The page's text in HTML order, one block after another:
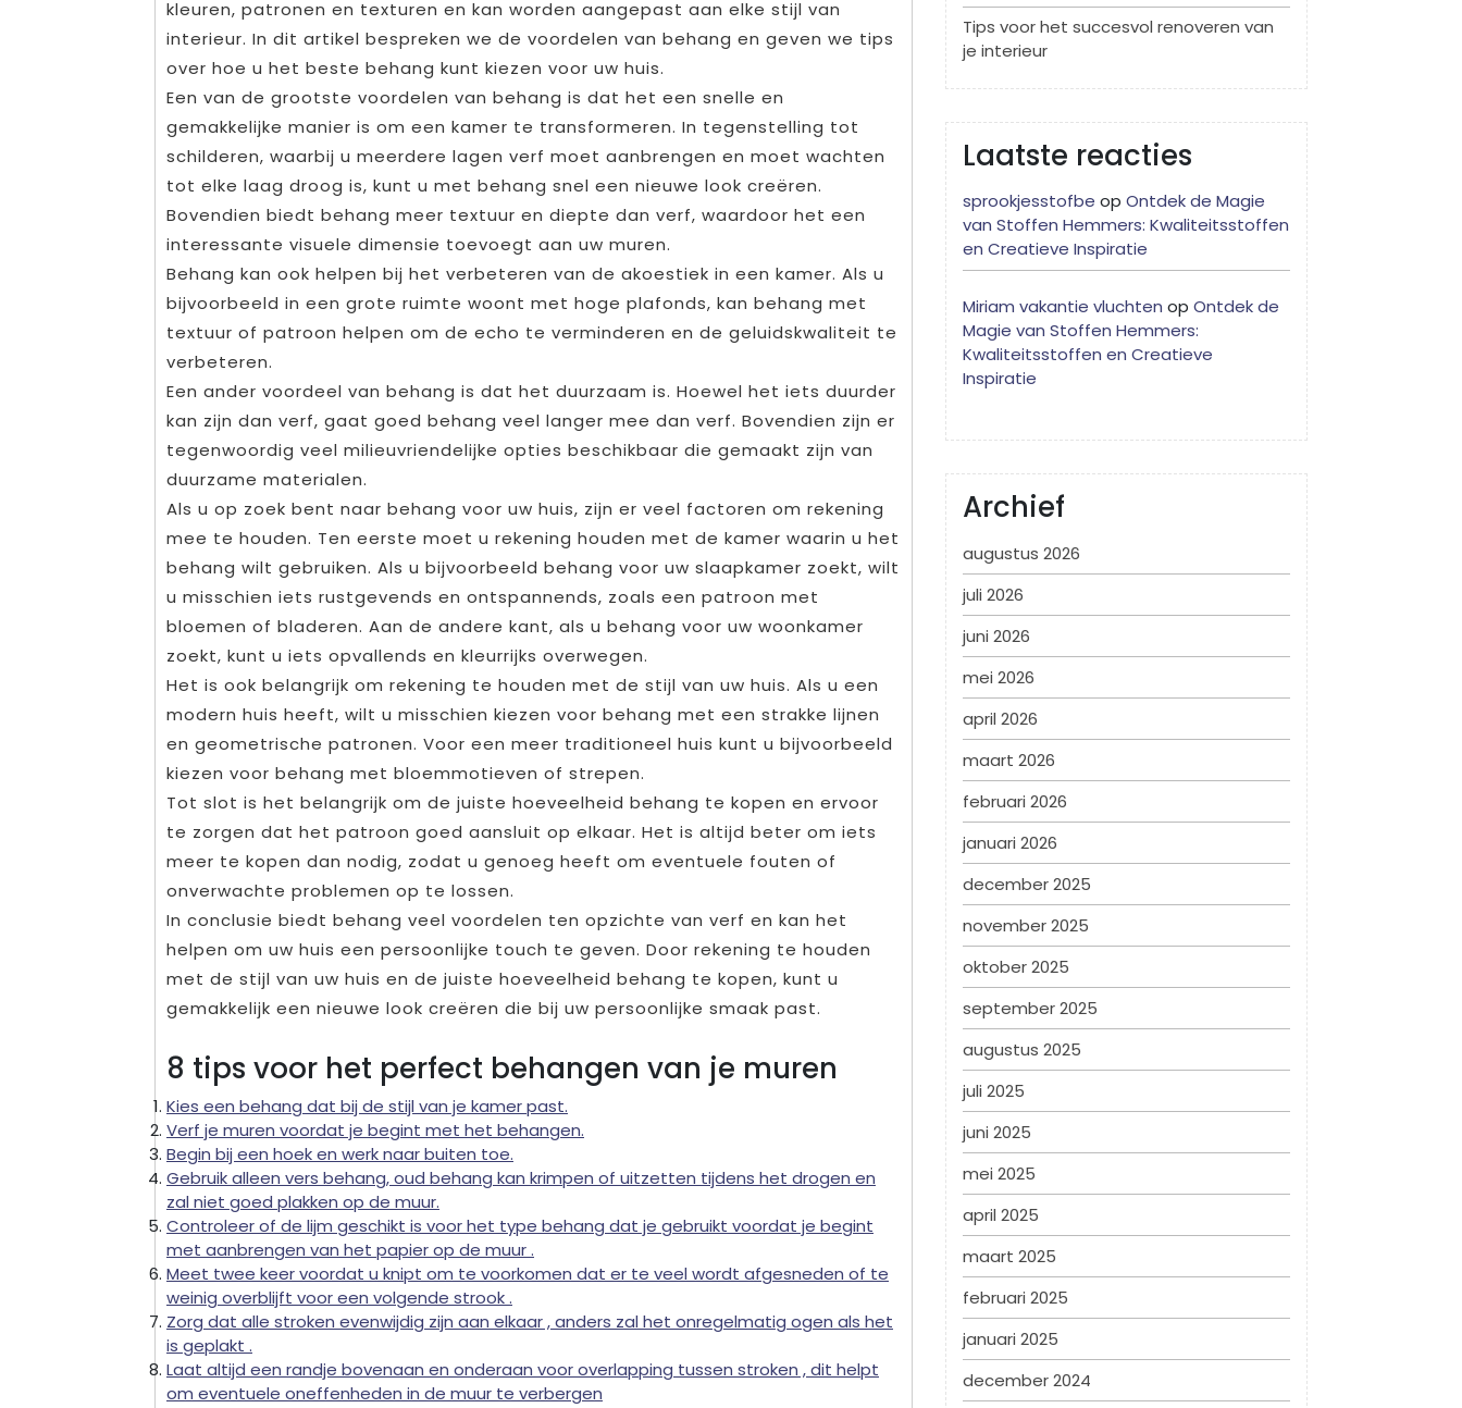
kleuren, patronen en texturen en kan worden aangepast aan elke stijl van
interieur. In dit artikel bespreken we de voordelen van behang en geven we tips
over hoe u het beste behang kunt kiezen voor uw huis.
Een van de grootste voordelen van behang is dat het een snelle en
gemakkelijke manier is om een kamer te transformeren. In tegenstelling tot
schilderen, waarbij u meerdere lagen verf moet aanbrengen en moet wachten
tot elke laag droog is, kunt u met behang snel een nieuwe look creëren.
Bovendien biedt behang meer textuur en diepte dan verf, waardoor het een
interessante visuele dimensie toevoegt aan uw muren.
Behang kan ook helpen bij het verbeteren van de akoestiek in een kamer. Als u
bijvoorbeeld in een grote ruimte woont met hoge plafonds, kan behang met
textuur of patroon helpen om de echo te verminderen en de geluidskwaliteit te
verbeteren.
Een ander voordeel van behang is dat het duurzaam is. Hoewel het iets duurder
kan zijn dan verf, gaat goed behang veel langer mee dan verf. Bovendien zijn er
tegenwoordig veel milieuvriendelijke opties beschikbaar die gemaakt zijn van
duurzame materialen.
Als u op zoek bent naar behang voor uw huis, zijn er veel factoren om rekening
mee te houden. Ten eerste moet u rekening houden met de kamer waarin u het
behang wilt gebruiken. Als u bijvoorbeeld behang voor uw slaapkamer zoekt, wilt
u misschien iets rustgevends en ontspannends, zoals een patroon met
bloemen of bladeren. Aan de andere kant, als u behang voor uw woonkamer
zoekt, kunt u iets opvallends en kleurrijks overwegen.
Het is ook belangrijk om rekening te houden met de stijl van uw huis. Als u een
modern huis heeft, wilt u misschien kiezen voor behang met een strakke lijnen
en geometrische patronen. Voor een meer traditioneel huis kunt u bijvoorbeeld
kiezen voor behang met bloemmotieven of strepen.
Tot slot is het belangrijk om de juiste hoeveelheid behang te kopen en ervoor
te zorgen dat het patroon goed aansluit op elkaar. Het is altijd beter om iets
meer te kopen dan nodig, zodat u genoeg heeft om eventuele fouten of
onverwachte problemen op te lossen.
In conclusie biedt behang veel voordelen ten opzichte van verf en kan het
helpen om uw huis een persoonlijke touch te geven. Door rekening te houden
met de stijl van uw huis en de juiste hoeveelheid behang te kopen, kunt u
gemakkelijk een nieuwe look creëren die bij uw persoonlijke smaak past.
8 tips voor het perfect behangen van je muren
Kies een behang dat bij de stijl van je kamer past.
Verf je muren voordat je begint met het behangen.
Begin bij een hoek en werk naar buiten toe.
Gebruik alleen vers behang, oud behang kan krimpen of uitzetten tijdens het drogen en
zal niet goed plakken op de muur.
Controleer of de lijm geschikt is voor het type behang dat je gebruikt voordat je begint
met aanbrengen van het papier op de muur .
Meet twee keer voordat u knipt om te voorkomen dat er te veel wordt afgesneden of te
weinig overblijft voor een volgende strook .
Zorg dat alle stroken evenwijdig zijn aan elkaar , anders zal het onregelmatig ogen als het
is geplakt .
Laat altijd een randje bovenaan en onderaan voor overlapping tussen stroken , dit helpt
om eventuele oneffenheden in de muur te verbergen
Tips voor het succesvol renoveren van
je interieur
Laatste reacties
sprookjesstofbe op Ontdek de Magie
van Stoffen Hemmers: Kwaliteitsstoffen
en Creatieve Inspiratie
Miriam vakantie vluchten op Ontdek de
Magie van Stoffen Hemmers:
Kwaliteitsstoffen en Creatieve
Inspiratie
Archief
augustus 2026
juli 2026
juni 2026
mei 2026
april 2026
maart 2026
februari 2026
januari 2026
december 2025
november 2025
oktober 2025
september 2025
augustus 2025
juli 2025
juni 2025
mei 2025
april 2025
maart 2025
februari 2025
januari 2025
december 2024